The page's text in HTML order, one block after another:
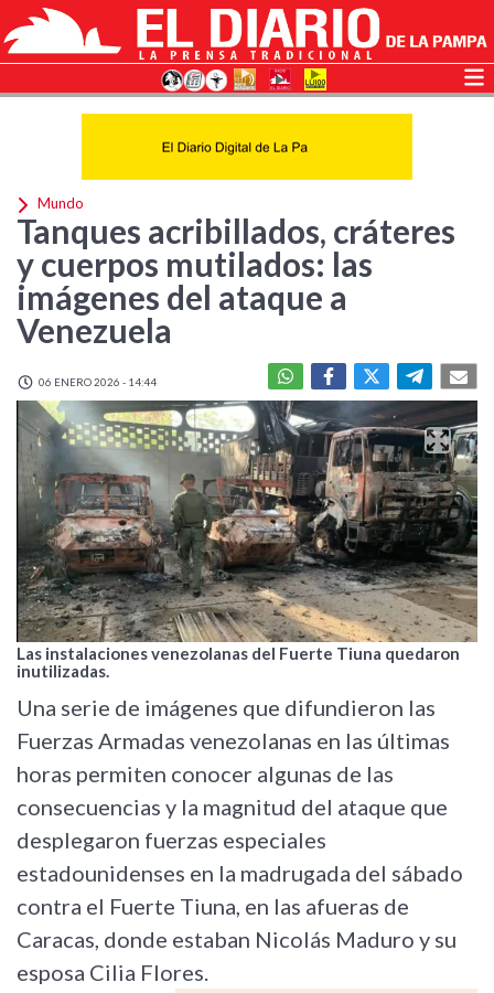
Mundo
Tanques acribillados, cráteres
y cuerpos mutilados: las
imágenes del ataque a
Venezuela
06 ENERO 2026 - 14:44
Las instalaciones venezolanas del Fuerte Tiuna quedaron
inutilizadas.
Una serie de imágenes que difundieron las
Fuerzas Armadas venezolanas en las últimas
horas permiten conocer algunas de las
consecuencias y la magnitud del ataque que
desplegaron fuerzas especiales
estadounidenses en la madrugada del sábado
contra el Fuerte Tiuna, en las afueras de
Caracas, donde estaban Nicolás Maduro y su
esposa Cilia Flores.